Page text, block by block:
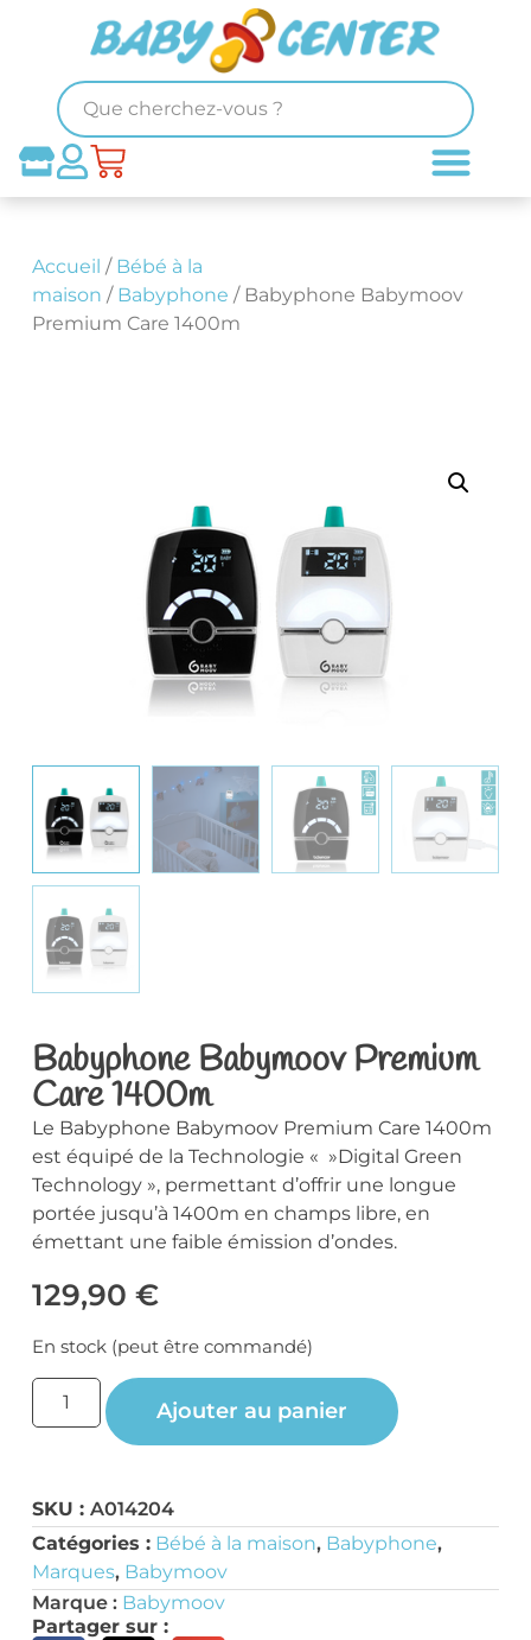
Accueil / Bébé à la
maison / Babyphone / Babyphone Babymoov
Premium Care 1400m
Babyphone Babymoov Premium
Care 1400m
Le Babyphone Babymoov Premium Care 1400m
est équipé de la Technologie « »Digital Green
Technology », permettant d’offrir une longue
portée jusqu’à 1400m en champs libre, en
émettant une faible émission d’ondes.
129,90 €
En stock (peut être commandé)
Ajouter au panier
SKU : A014204
Catégories : Bébé à la maison, Babyphone,
Marques, Babymoov
Marque : Babymoov
Partager sur :